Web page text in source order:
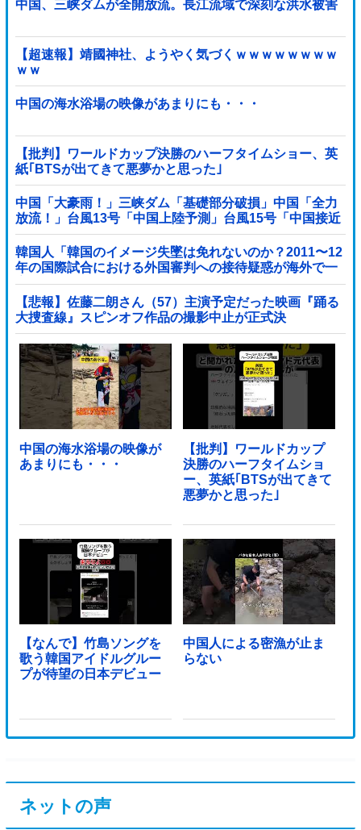
中国、三峡ダムが全開放流。長江流域で深刻な洪水被害
【超速報】靖國神社、ようやく気づくｗｗｗｗｗｗｗｗ
ｗｗ
中国の海水浴場の映像があまりにも・・・
【批判】ワールドカップ決勝のハーフタイムショー、英
紙｢BTSが出てきて悪夢かと思った｣
中国「大豪雨！」三峡ダム「基礎部分破損」中国「全力
放流！」台風13号「中国上陸予測」台風15号「中国接近
（画像」中国「台風同時上陸！（穀物生産が壊滅危機」
→
韓国人「韓国のイメージ失墜は免れないのか？2011〜12
年の国際試合における外国審判への接待疑惑が海外で一
斉に報じられる‥」
【悲報】佐藤二朗さん（57）主演予定だった映画『踊る
大捜査線』スピンオフ作品の撮影中止が正式決
定・・・・・・・・・他
中国の海水浴場の映像が
あまりにも・・・
【批判】ワールドカップ
決勝のハーフタイムショ
ー、英紙｢BTSが出てきて
悪夢かと思った｣
【なんで】竹島ソングを
歌う韓国アイドルグルー
プが待望の日本デビュー
中国人による密漁が止ま
らない
ネットの声